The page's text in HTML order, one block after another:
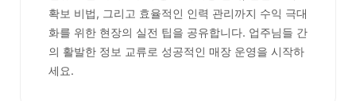
확보 비법, 그리고 효율적인 인력 관리까지 수익 극대
화를 위한 현장의 실전 팁을 공유합니다. 업주님들 간
의 활발한 정보 교류로 성공적인 매장 운영을 시작하
세요.